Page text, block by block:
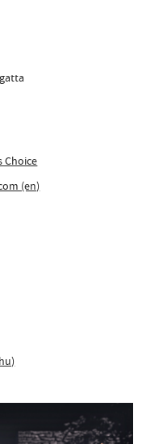
Choice
(en)